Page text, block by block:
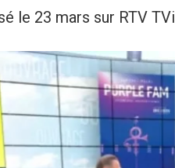
le 23 mars sur RTV TVi